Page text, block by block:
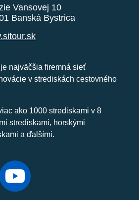
Vansovej 10
Banská Bystrica
najväčšia firemná sieť
v strediskách cestovného
ako 1000 strediskami v 8
strediskami, horskými
a ďalšími.